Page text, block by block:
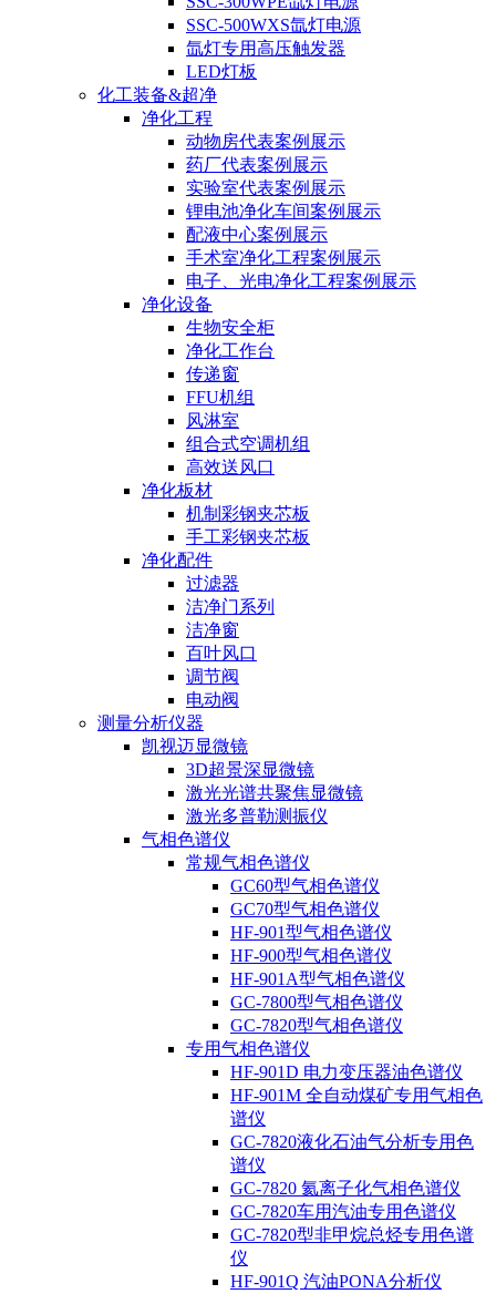
SSC-500WXS氙灯电源
氙灯专用高压触发器
LED灯板
化工装备&超净
净化工程
动物房代表案例展示
药厂代表案例展示
实验室代表案例展示
锂电池净化车间案例展示
配液中心案例展示
手术室净化工程案例展示
电子、光电净化工程案例展示
净化设备
生物安全柜
净化工作台
传递窗
FFU机组
风淋室
组合式空调机组
高效送风口
净化板材
机制彩钢夹芯板
手工彩钢夹芯板
净化配件
过滤器
洁净门系列
洁净窗
百叶风口
调节阀
电动阀
测量分析仪器
凯视迈显微镜
3D超景深显微镜
激光光谱共聚焦显微镜
激光多普勒测振仪
气相色谱仪
常规气相色谱仪
GC60型气相色谱仪
GC70型气相色谱仪
HF-901型气相色谱仪
HF-900型气相色谱仪
HF-901A型气相色谱仪
GC-7800型气相色谱仪
GC-7820型气相色谱仪
专用气相色谱仪
HF-901D 电力变压器油色谱仪
HF-901M 全自动煤矿专用气相色
谱仪
GC-7820液化石油气分析专用色
谱仪
GC-7820 氦离子化气相色谱仪
GC-7820车用汽油专用色谱仪
GC-7820型非甲烷总烃专用色谱
仪
HF-901Q 汽油PONA分析仪